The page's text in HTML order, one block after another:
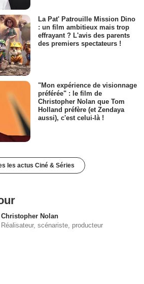
La Pat' Patrouille Mission Dino
: un film ambitieux mais trop
effrayant ? L'avis des parents
des premiers spectateurs !
"Mon expérience de visionnage
préférée" : le film de
Christopher Nolan que Tom
Holland préfère (et Zendaya
aussi), c'est celui-là !
les actus Ciné & Séries
Christopher Nolan
Réalisateur, scénariste, producteur